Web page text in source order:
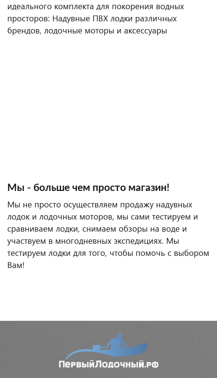
идеального комплекта для покорения водных
просторов: Надувные ПВХ лодки различных
брендов, лодочные моторы и аксессуары
Мы - больше чем просто магазин!
Мы не просто осуществляем продажу надувных
лодок и лодочных моторов, мы сами тестируем и
сравниваем лодки, снимаем обзоры на воде и
участвуем в многодневных экспедициях. Мы
тестируем лодки для того, чтобы помочь с выбором
Вам!